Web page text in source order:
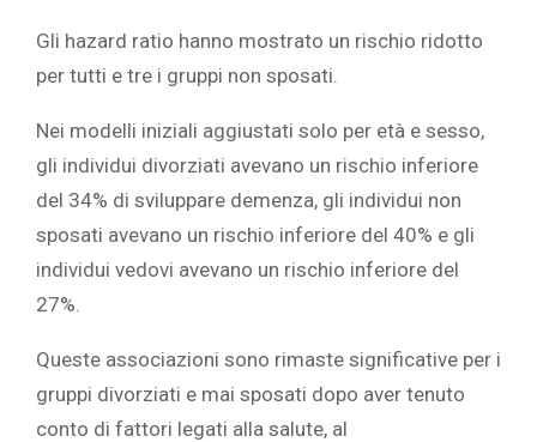
Gli hazard ratio hanno mostrato un rischio ridotto
per tutti e tre i gruppi non sposati.
Nei modelli iniziali aggiustati solo per età e sesso,
gli individui divorziati avevano un rischio inferiore
del 34% di sviluppare demenza, gli individui non
sposati avevano un rischio inferiore del 40% e gli
individui vedovi avevano un rischio inferiore del
27%.
Queste associazioni sono rimaste significative per i
gruppi divorziati e mai sposati dopo aver tenuto
conto di fattori legati alla salute, al